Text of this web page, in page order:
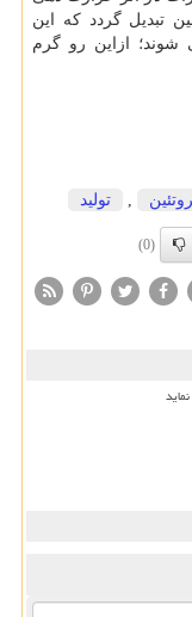
تبدیل گردد كه این
شوند؛ ازاین رو گرم
تولید
(0)